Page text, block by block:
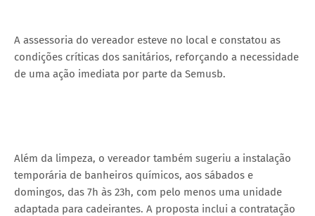
A assessoria do vereador esteve no local e constatou as
condições críticas dos sanitários, reforçando a necessidade
de uma ação imediata por parte da Semusb.
Além da limpeza, o vereador também sugeriu a instalação
temporária de banheiros químicos, aos sábados e
domingos, das 7h às 23h, com pelo menos uma unidade
adaptada para cadeirantes. A proposta inclui a contratação